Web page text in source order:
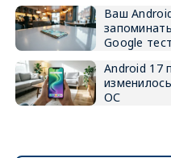
Ваш
Google
Android 17
ОС